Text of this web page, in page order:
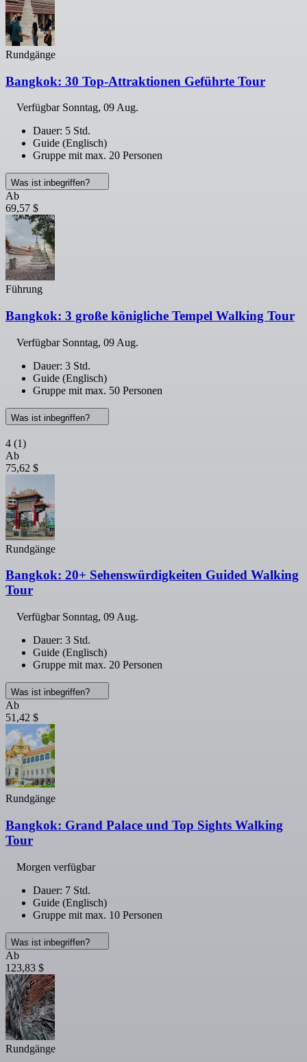
Rundgänge
Bangkok: 30 Top-Attraktionen Geführte Tour
Verfügbar Sonntag, 09 Aug.
Dauer: 5 Std.
Guide (Englisch)
Gruppe mit max. 20 Personen
Was ist inbegriffen?
Ab
69,57 $
Führung
Bangkok: 3 große königliche Tempel Walking Tour
Verfügbar Sonntag, 09 Aug.
Dauer: 3 Std.
Guide (Englisch)
Gruppe mit max. 50 Personen
Was ist inbegriffen?
4 (1)
Ab
75,62 $
Rundgänge
Bangkok: 20+ Sehenswürdigkeiten Guided Walking
Tour
Verfügbar Sonntag, 09 Aug.
Dauer: 3 Std.
Guide (Englisch)
Gruppe mit max. 20 Personen
Was ist inbegriffen?
Ab
51,42 $
Rundgänge
Bangkok: Grand Palace und Top Sights Walking
Tour
Morgen verfügbar
Dauer: 7 Std.
Guide (Englisch)
Gruppe mit max. 10 Personen
Was ist inbegriffen?
Ab
123,83 $
Rundgänge